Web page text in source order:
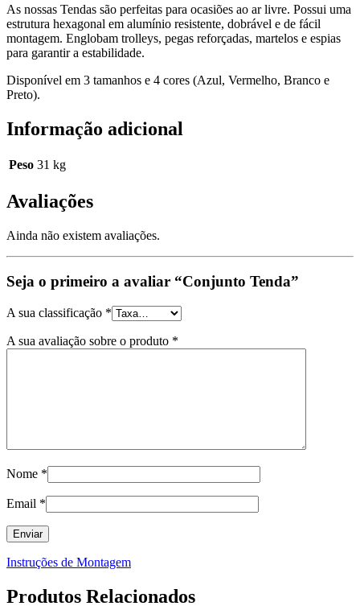
As nossas Tendas são perfeitas para ocasiões ao ar livre. Possui uma
estrutura hexagonal em alumínio resistente, dobrável e de fácil
montagem. Englobam trolleys, pegas reforçadas, martelos e espias
para garantir a estabilidade.
Disponível em 3 tamanhos e 4 cores (Azul, Vermelho, Branco e
Preto).
Informação adicional
Peso 31 kg
Avaliações
Ainda não existem avaliações.
Seja o primeiro a avaliar “Conjunto Tenda”
A sua classificação *
A sua avaliação sobre o produto *
Nome *
Email *
Instruções de Montagem
Produtos Relacionados